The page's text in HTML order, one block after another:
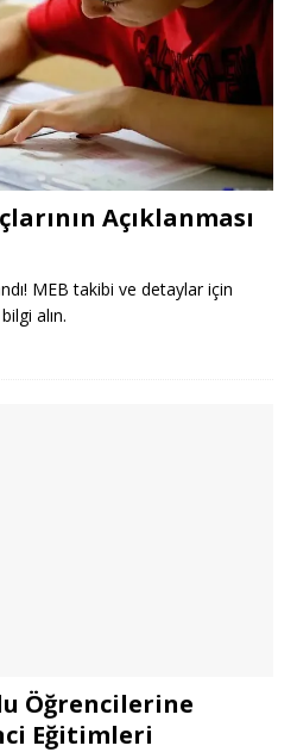
Açıklanması
MEB takibi ve detaylar için
alın.
Öğrencilerine
Eğitimleri